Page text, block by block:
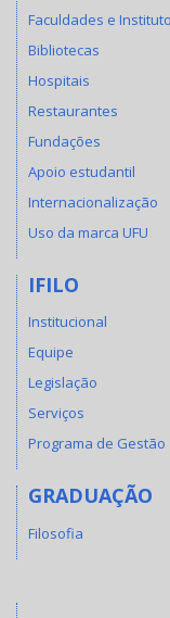
Faculdades e
Bibliotecas
Hospitais
Restaurantes
Fundações
Apoio estudantil
Internacionalização
Uso da marca UFU
IFILO
Institucional
Equipe
Legislação
Serviços
Programa de Gestão
GRADUAÇÃO
Filosofia